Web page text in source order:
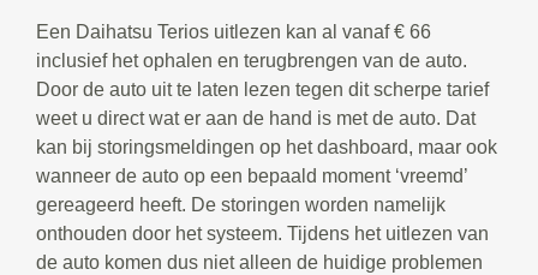
Een Daihatsu Terios uitlezen kan al vanaf € 66
inclusief het ophalen en terugbrengen van de auto.
Door de auto uit te laten lezen tegen dit scherpe tarief
weet u direct wat er aan de hand is met de auto. Dat
kan bij storingsmeldingen op het dashboard, maar ook
wanneer de auto op een bepaald moment ‘vreemd’
gereageerd heeft. De storingen worden namelijk
onthouden door het systeem. Tijdens het uitlezen van
de auto komen dus niet alleen de huidige problemen